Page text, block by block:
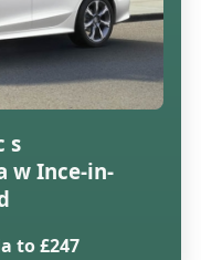
s
w Ince-in-
to £247